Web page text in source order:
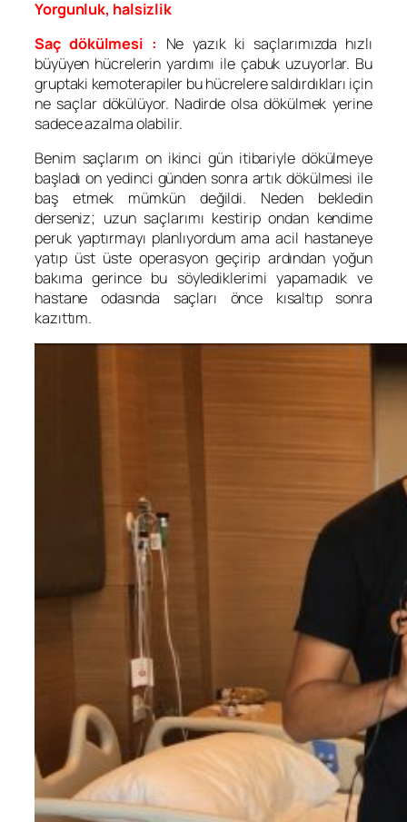
Yorgunluk, halsizlik
Saç dökülmesi : Ne yazık ki saçlarımızda hızlı
büyüyen hücrelerin yardımı ile çabuk uzuyorlar. Bu
gruptaki kemoterapiler bu hücrelere saldırdıkları için
ne saçlar dökülüyor. Nadirde olsa dökülmek yerine
sadece azalma olabilir.
Benim saçlarım on ikinci gün itibariyle dökülmeye
başladı on yedinci günden sonra artık dökülmesi ile
baş etmek mümkün değildi. Neden bekledin
derseniz; uzun saçlarımı kestirip ondan kendime
peruk yaptırmayı planlıyordum ama acil hastaneye
yatıp üst üste operasyon geçirip ardından yoğun
bakıma gerince bu söylediklerimi yapamadık ve
hastane odasında saçları önce kısaltıp sonra
kazıttım.